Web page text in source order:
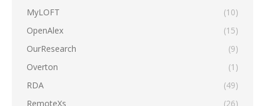
MyLOFT
(10)
OpenAlex
(15)
OurResearch
(9)
Overton
(1)
RDA
(49)
RemoteXs
(26)